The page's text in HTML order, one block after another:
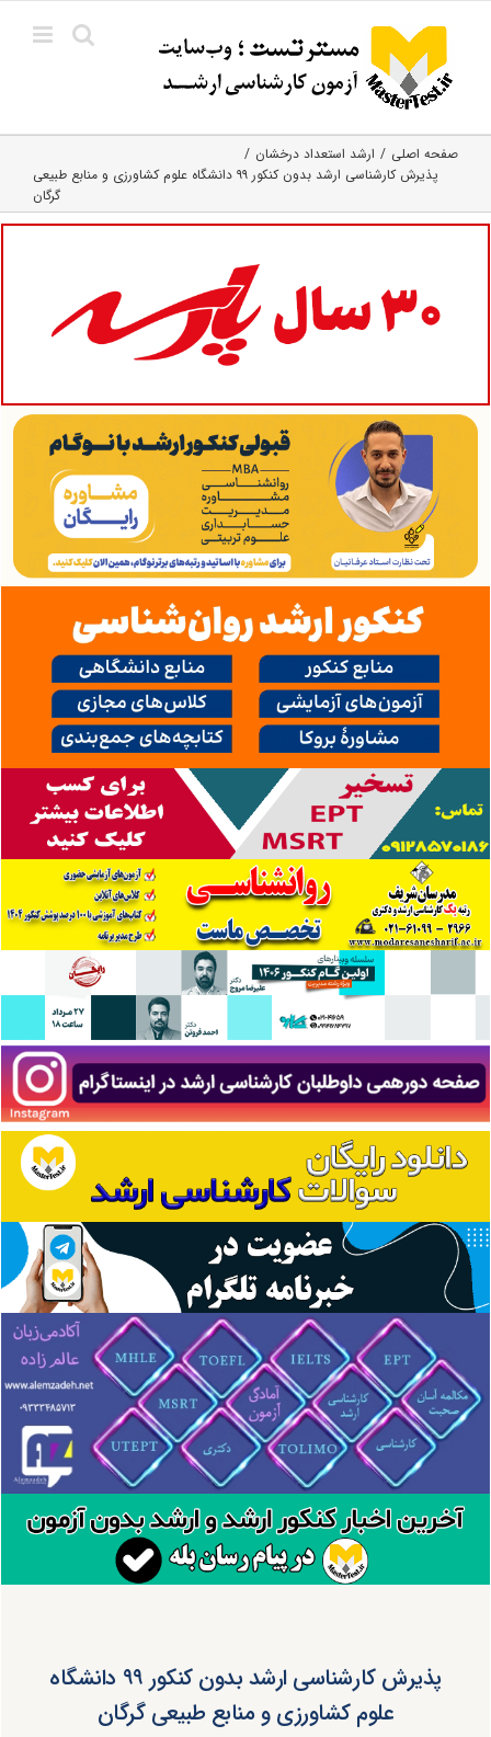
content
صفحه اصلی
ارشد استعداد درخشان
پذیرش کارشناسی ارشد بدون کنکور ۹۹ دانشگاه علوم کشاورزی و منابع طبیعی
گرگان
پذیرش کارشناسی ارشد بدون کنکور ۹۹ دانشگاه
علوم کشاورزی و منابع طبیعی گرگان